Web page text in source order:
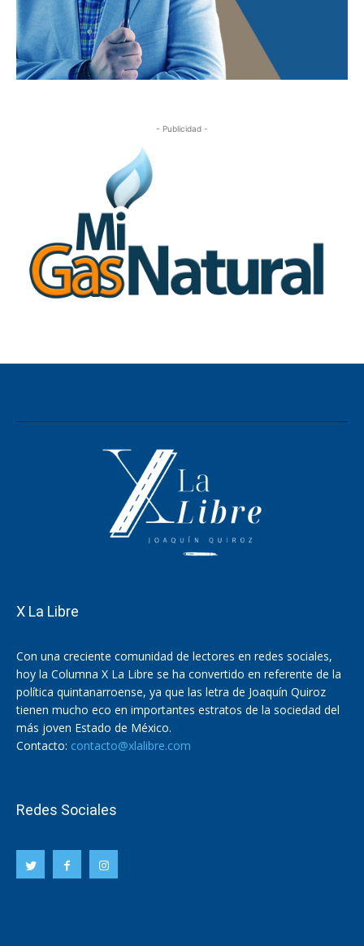
X La Libre
Con una creciente comunidad de lectores en redes sociales,
hoy la Columna X La Libre se ha convertido en referente de la
política quintanarroense, ya que las letra de Joaquín Quiroz
tienen mucho eco en importantes estratos de la sociedad del
más joven Estado de México.
Contacto: contacto@xlalibre.com
Redes Sociales